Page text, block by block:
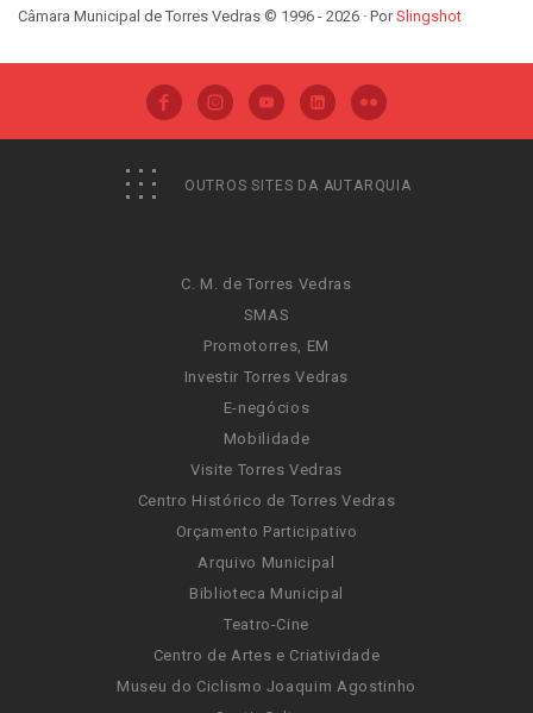
Câmara Municipal de Torres Vedras © 1996 - 2026 · PorSlingshot
OUTROS SITES DA AUTARQUIA
C. M. de Torres Vedras
SMAS
Promotorres, EM
Investir Torres Vedras
E-negócios
Mobilidade
Visite Torres Vedras
Centro Histórico de Torres Vedras
Orçamento Participativo
Arquivo Municipal
Biblioteca Municipal
Teatro-Cine
Centro de Artes e Criatividade
Museu do Ciclismo Joaquim Agostinho